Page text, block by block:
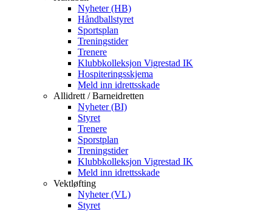
Nyheter (HB)
Håndballstyret
Sportsplan
Treningstider
Trenere
Klubbkolleksjon Vigrestad IK
Hospiteringsskjema
Meld inn idrettsskade
Allidrett / Barneidretten
Nyheter (BI)
Styret
Trenere
Sporstplan
Treningstider
Klubbkolleksjon Vigrestad IK
Meld inn idrettsskade
Vektløfting
Nyheter (VL)
Styret